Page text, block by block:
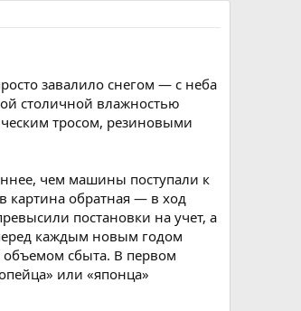
завалило снегом — с неба
столичной влажностью
тросом, резиновыми
чем машины поступали к
картина обратная — в ход
постановки на учет, а
каждым новым годом
объемом сбыта. В первом
или «японца»